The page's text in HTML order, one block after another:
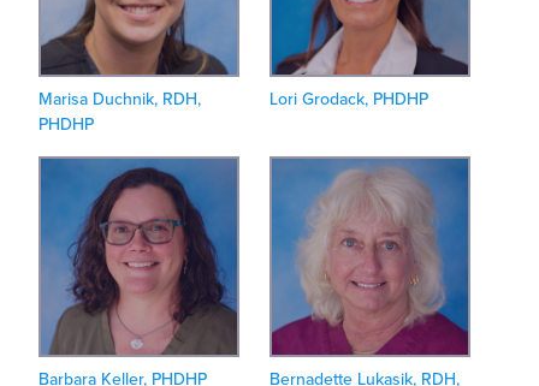
Marisa Duchnik, RDH,
PHDHP
Lori Grodack, PHDHP
Barbara Keller, PHDHP
Bernadette Lukasik, RDH,